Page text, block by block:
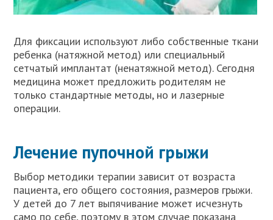
Для фиксации используют либо собственные ткани
ребенка (натяжной метод) или специальный
сетчатый имплантат (ненатяжной метод). Сегодня
медицина может предложить родителям не
только стандартные методы, но и лазерные
операции.
Лечение пупочной грыжи
Выбор методики терапии зависит от возраста
пациента, его общего состояния, размеров грыжи.
У детей до 7 лет выпячивание может исчезнуть
само по себе, поэтому в этом случае показана